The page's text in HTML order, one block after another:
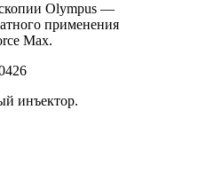
Olympus —
применения
Max.
инъектор.